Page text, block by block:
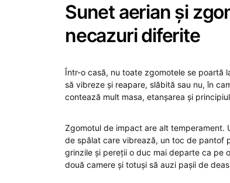
Sunet aerian și
necazuri diferite
Într-o casă, nu toate zgomotele se poartă
să vibreze și reapare, slăbită sau nu, în
contează mult masa, etanșarea și
Zgomotul de impact are alt temperament.
de spălat care vibrează, un toc de pantof
grinzile și pereții o duc mai departe ca pe
două camere și totuși să auzi pașii de